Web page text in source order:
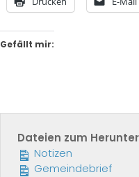
Gefällt mir:
Dateien zum
Notizen
Gemeindebrief